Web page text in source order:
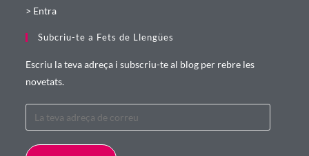
> Entra
Subcriu-te a Fets de Llengües
Escriu la teva adreça i subscriu-te al blog per rebre les
novetats.